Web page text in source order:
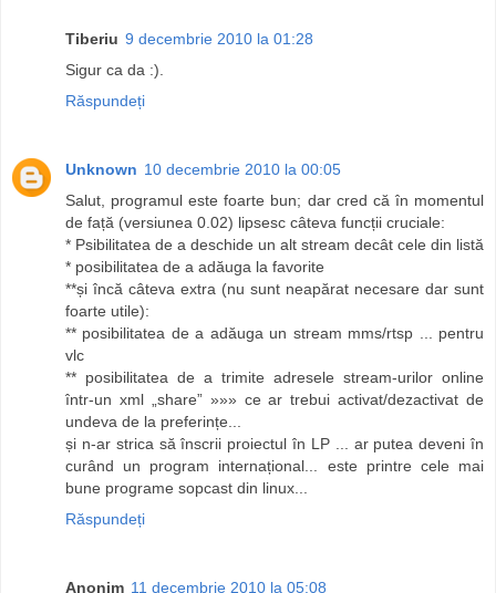
Tiberiu 9 decembrie 2010 la 01:28
Sigur ca da :).
Răspundeți
Unknown 10 decembrie 2010 la 00:05
Salut, programul este foarte bun; dar cred că în momentul
de față (versiunea 0.02) lipsesc câteva funcții cruciale:
* Psibilitatea de a deschide un alt stream decât cele din listă
* posibilitatea de a adăuga la favorite
**și încă câteva extra (nu sunt neapărat necesare dar sunt
foarte utile):
** posibilitatea de a adăuga un stream mms/rtsp ... pentru
vlc
** posibilitatea de a trimite adresele stream-urilor online
într-un xml „share” »»» ce ar trebui activat/dezactivat de
undeva de la preferințe...
și n-ar strica să înscrii proiectul în LP ... ar putea deveni în
curând un program internațional... este printre cele mai
bune programe sopcast din linux...
Răspundeți
Anonim 11 decembrie 2010 la 05:08